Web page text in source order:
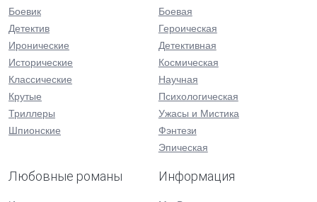
Боевик
Детектив
Иронические
Исторические
Классические
Крутые
Триллеры
Шпионские
Боевая
Героическая
Детективная
Космическая
Научная
Психологическая
Ужасы и Мистика
Фэнтези
Эпическая
Любовные романы Информация